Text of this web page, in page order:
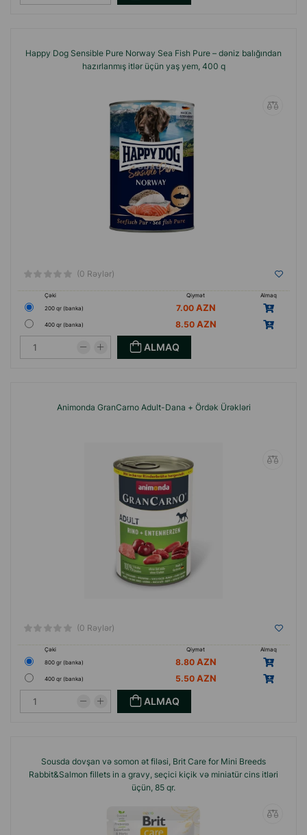
Happy Dog Sensible Pure Norway Sea Fish Pure – dəniz balığından
hazırlanmış itlər üçün yaş yem, 400 q
(0 Rəylər)
Çəki Qiymət
Almaq
200 qr (banka)
7.00
400 qr (banka) 8.50
ALMAQ
Animonda GranCarno Adult-Dana + Ördək Ürəkləri
(0 Rəylər)
Çəki Qiymət
Almaq
800 gr (banka)
8.80
400 qr (banka) 5.50
ALMAQ
Sousda dovşan və somon ət filəsi, Brit Care for Mini Breeds
Rabbit&Salmon fillets in a gravy, seçici kiçik və miniatür cins itləri
üçün, 85 qr.